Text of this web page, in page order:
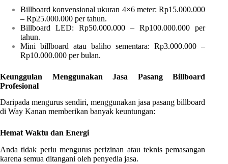
Billboard konvensional ukuran 4×6 meter: Rp15.000.000
– Rp25.000.000 per tahun.
Billboard LED: Rp50.000.000 – Rp100.000.000 per
tahun.
Mini billboard atau baliho sementara: Rp3.000.000 –
Rp10.000.000 per bulan.
Keunggulan Menggunakan Jasa Pasang Billboard
Profesional
Daripada mengurus sendiri, menggunakan jasa pasang billboard
di Way Kanan memberikan banyak keuntungan:
Hemat Waktu dan Energi
Anda tidak perlu mengurus perizinan atau teknis pemasangan
karena semua ditangani oleh penyedia jasa.